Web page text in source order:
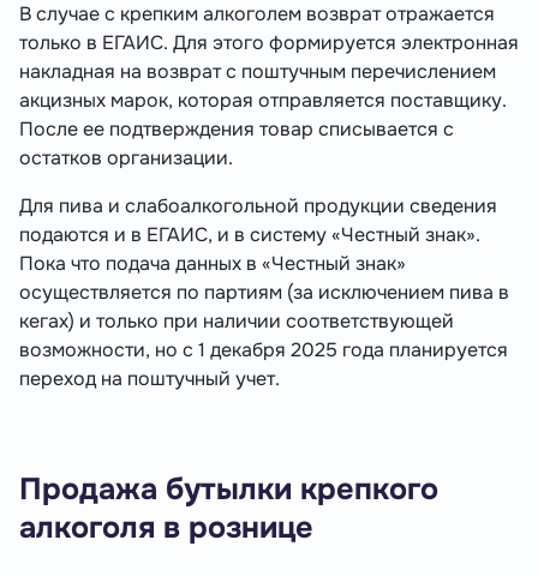
В случае с крепким алкоголем возврат отражается
только в ЕГАИС. Для этого формируется электронная
накладная на возврат с поштучным перечислением
акцизных марок, которая отправляется поставщику.
После ее подтверждения товар списывается с
остатков организации.
Для пива и слабоалкогольной продукции сведения
подаются и в ЕГАИС, и в систему «Честный знак».
Пока что подача данных в «Честный знак»
осуществляется по партиям (за исключением пива в
кегах) и только при наличии соответствующей
возможности, но с 1 декабря 2025 года планируется
переход на поштучный учет.
Продажа бутылки крепкого
алкоголя в рознице